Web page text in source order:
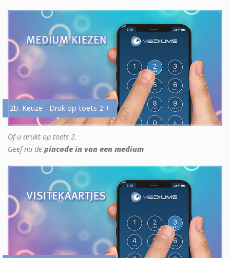
2b. Keuze - Druk op toets 2 +
Of u drukt op toets 2.
Geef nu de pincode in van een medium